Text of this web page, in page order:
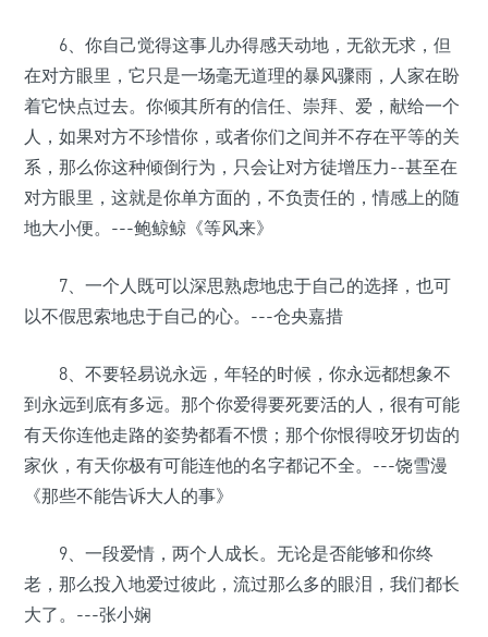
6、你自己觉得这事儿办得感天动地，无欲无求，但
在对方眼里，它只是一场毫无道理的暴风骤雨，人家在盼
着它快点过去。你倾其所有的信任、崇拜、爱，献给一个
人，如果对方不珍惜你，或者你们之间并不存在平等的关
系，那么你这种倾倒行为，只会让对方徒增压力--甚至在
对方眼里，这就是你单方面的，不负责任的，情感上的随
地大小便。---鲍鲸鲸《等风来》
7、一个人既可以深思熟虑地忠于自己的选择，也可
以不假思索地忠于自己的心。---仓央嘉措
8、不要轻易说永远，年轻的时候，你永远都想象不
到永远到底有多远。那个你爱得要死要活的人，很有可能
有天你连他走路的姿势都看不惯；那个你恨得咬牙切齿的
家伙，有天你极有可能连他的名字都记不全。---饶雪漫
《那些不能告诉大人的事》
9、一段爱情，两个人成长。无论是否能够和你终
老，那么投入地爱过彼此，流过那么多的眼泪，我们都长
大了。---张小娴